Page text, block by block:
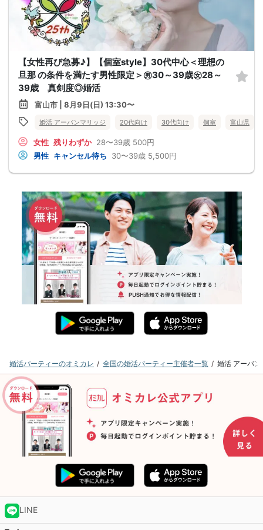
【女性再び急募♪】【個室style】30代中心＜理想の
旦那 の条件を満たす男性限定＞㊚30～39歳㊛28～
39歳 真剣度◎婚活
富山市 | 8月9日(日) 13:30〜
婚活 アーバンマリッジ 20代向け 30代向け 個室 富山県
女性 残りわずか 28〜39歳 500円
男性 キャンセル待ち 30〜39歳 5,500円
婚活パーティーのオミカレ 全国の婚活パーティー主催者一覧 婚活 アーバ
LINE